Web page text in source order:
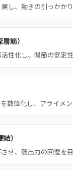
し、動きの引っかか
筋）
性化し、関節の安定
数値化し、アライメ
）
せ、筋出力の回復を